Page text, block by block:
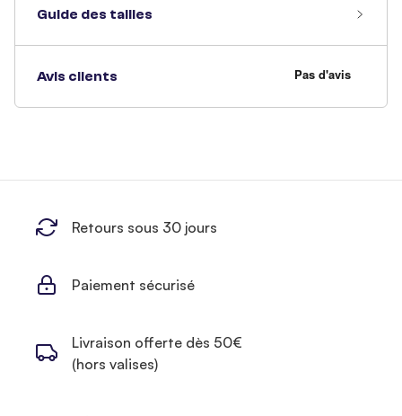
Guide des tailles
Avis clients
Retours sous 30 jours
Paiement sécurisé
Livraison offerte dès 50€
(hors valises)